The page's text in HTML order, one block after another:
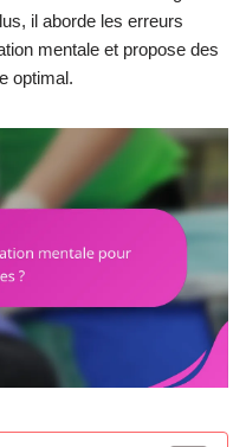
il aborde les erreurs
mentale et propose des
optimal.